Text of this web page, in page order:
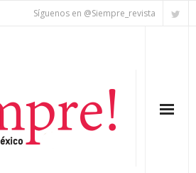
Síguenos en @Siempre_revista